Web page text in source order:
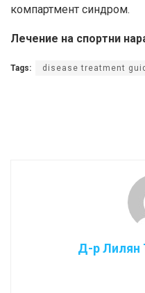
компартмент синдром.
Лечение на спортни
Tags: disease treatment
Д-р Лилян